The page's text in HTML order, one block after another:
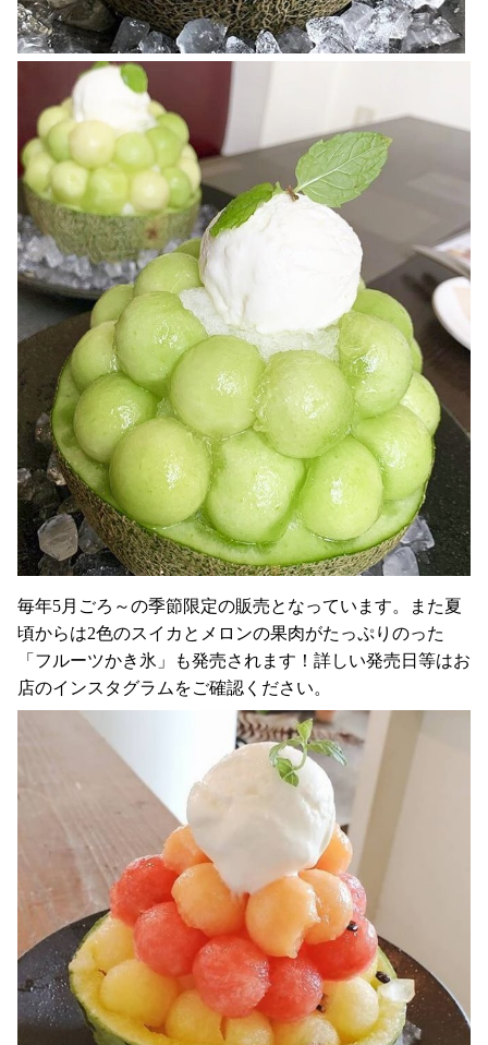
毎年5月ごろ～の季節限定の販売となっています。また夏
頃からは2色のスイカとメロンの果肉がたっぷりのった
「フルーツかき氷」も発売されます！詳しい発売日等はお
店のインスタグラムをご確認ください。